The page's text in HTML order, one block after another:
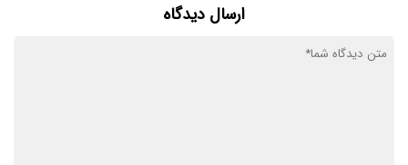
ارسال دیدگاه